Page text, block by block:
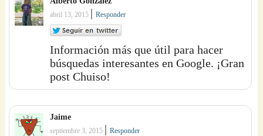
abril 13, 2015 |Responder
Información más que útil para hacer
búsquedas interesantes en Google. ¡Gran
post Chuiso!
Jaime
septiembre 3, 2015 |Responder